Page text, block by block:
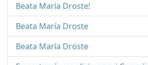
Beata María Droste!
Beata María Droste
Beata María Dröste